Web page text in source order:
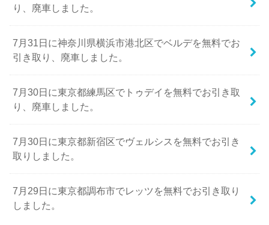
り、廃車しました。
7月31日に神奈川県横浜市港北区でベルデを無料でお
引き取り、廃車しました。
7月30日に東京都練馬区でトゥデイを無料でお引き取
り、廃車しました。
7月30日に東京都新宿区でヴェルシスを無料でお引き
取りしました。
7月29日に東京都調布市でレッツを無料でお引き取り
しました。